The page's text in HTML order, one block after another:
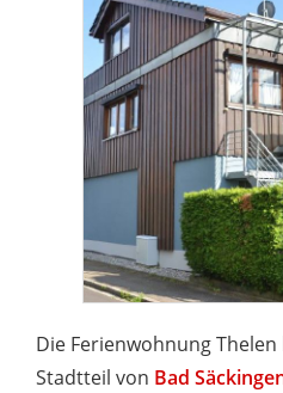
Die Ferienwohnung
Stadtteil von Bad